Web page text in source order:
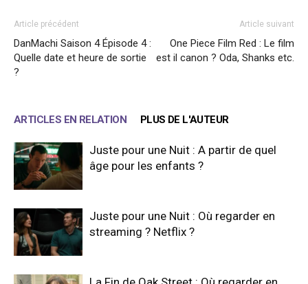
Article précédent
DanMachi Saison 4 Épisode 4 :
Quelle date et heure de sortie
?
Article suivant
One Piece Film Red : Le film
est il canon ? Oda, Shanks etc.
ARTICLES EN RELATION PLUS DE L'AUTEUR
Juste pour une Nuit : A partir de quel
âge pour les enfants ?
Juste pour une Nuit : Où regarder en
streaming ? Netflix ?